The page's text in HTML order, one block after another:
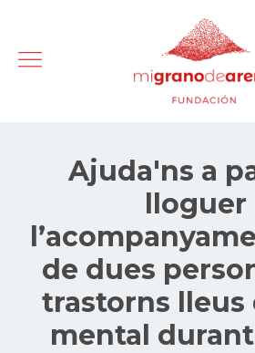
Ajuda'ns a
lloguer
de dues
trastorns lleus
mental